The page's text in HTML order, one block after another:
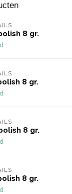
8 gr.
8 gr.
8 gr.
8 gr.